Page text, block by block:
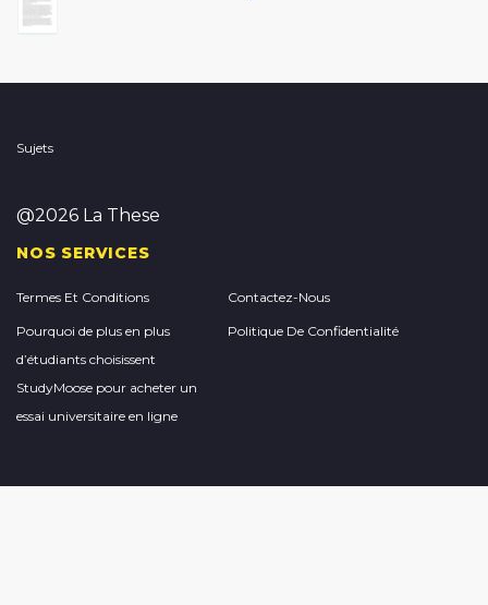
Sujets
@2026 La These
NOS SERVICES
Termes Et Conditions Contactez-Nous
Pourquoi de plus en plus
d’étudiants choisissent
StudyMoose pour acheter un
essai universitaire en ligne
Politique De Confidentialité